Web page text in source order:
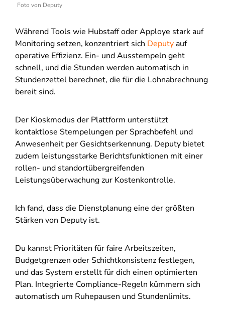
Foto von Deputy
Während Tools wie Hubstaff oder Apploye stark auf
Monitoring setzen, konzentriert sich Deputyauf
operative Effizienz. Ein- und Ausstempeln geht
schnell, und die Stunden werden automatisch in
Stundenzettel berechnet, die für die Lohnabrechnung
bereit sind.
Der Kioskmodus der Plattform unterstützt
kontaktlose Stempelungen per Sprachbefehl und
Anwesenheit per Gesichtserkennung. Deputy bietet
zudem leistungsstarke Berichtsfunktionen mit einer
rollen- und standortübergreifenden
Leistungsüberwachung zur Kostenkontrolle.
Ich fand, dass die Dienstplanung eine der größten
Stärken von Deputy ist.
Du kannst Prioritäten für faire Arbeitszeiten,
Budgetgrenzen oder Schichtkonsistenz festlegen,
und das System erstellt für dich einen optimierten
Plan. Integrierte Compliance-Regeln kümmern sich
automatisch um Ruhepausen und Stundenlimits.